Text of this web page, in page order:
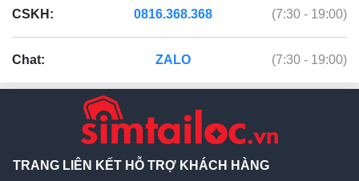
CSKH: 0816.368.368 (7:30 - 19:00)
Chat: ZALO (7:30 - 19:00)
TRANG LIÊN KẾT HỖ TRỢ KHÁCH HÀNG